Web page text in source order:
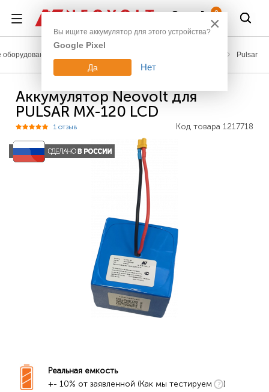
0
Pulsar
Аккумулятор Neovolt для
PULSAR MX-120 LCD
Код товара 1217718
1 отзыв
Реальная емкость
+- 10% от заявленной (Как мы тестируем
)
×
Вы ищите аккумулятор для этого устройства?
Google Pixel
Да Нет